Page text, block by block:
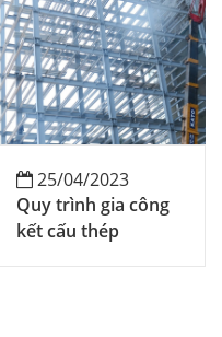
25/04/2023
Quy trình gia công
kết cấu thép